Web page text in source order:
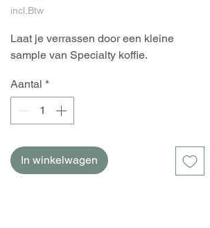
incl.Btw
Laat je verrassen door een kleine
sample van Specialty koffie.
Aantal *
In winkelwagen